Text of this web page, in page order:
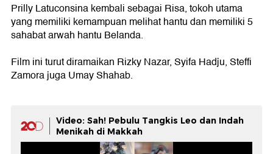
Prilly Latuconsina kembali sebagai Risa, tokoh utama
yang memiliki kemampuan melihat hantu dan memiliki 5
sahabat arwah hantu Belanda.
Film ini turut diramaikan Rizky Nazar, Syifa Hadju, Steffi
Zamora juga Umay Shahab.
Video: Sah! Pebulu Tangkis Leo dan Indah
Menikah di Makkah